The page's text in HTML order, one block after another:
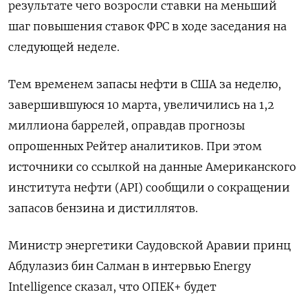
результате чего возросли ставки на меньший
шаг повышения ставок ФРС в ходе заседания на
следующей неделе.
Тем временем запасы нефти в США за неделю,
завершившуюся 10 марта, увеличились на 1,2
миллиона баррелей, оправдав прогнозы
опрошенных Рейтер аналитиков. При этом
источники со ссылкой на данные Американского
института нефти (API) сообщили о сокращении
запасов бензина и дистиллятов.
Министр энергетики Саудовской Аравии принц
Абдулазиз бин Салман в интервью Energy
Intelligence сказал, что ОПЕК+ будет